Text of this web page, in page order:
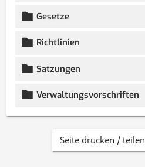
Gesetze
Richtlinien
Satzungen
Verwaltungsvorschriften
Seite drucken / teilen